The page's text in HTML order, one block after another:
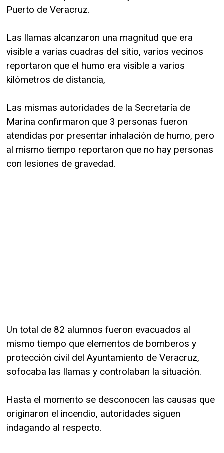
Puerto de Veracruz.
Las llamas alcanzaron una magnitud que era
visible a varias cuadras del sitio, varios vecinos
reportaron que el humo era visible a varios
kilómetros de distancia,
Las mismas autoridades de la Secretaría de
Marina confirmaron que 3 personas fueron
atendidas por presentar inhalación de humo, pero
al mismo tiempo reportaron que no hay personas
con lesiones de gravedad.
Un total de 82 alumnos fueron evacuados al
mismo tiempo que elementos de bomberos y
protección civil del Ayuntamiento de Veracruz,
sofocaba las llamas y controlaban la situación.
Hasta el momento se desconocen las causas que
originaron el incendio, autoridades siguen
indagando al respecto.